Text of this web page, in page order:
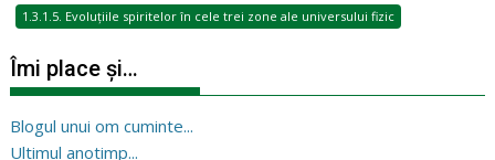
1.3.1.5. Evoluțiile spiritelor în cele trei zone ale universului fizic
Îmi place și…
Blogul unui om cuminte...
Ultimul anotimp...